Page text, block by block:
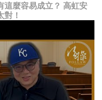
這麼容易成立？ 高虹安
對！